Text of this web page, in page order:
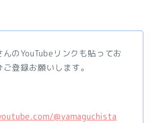
のYouTubeリンクも貼ってお
登録お願いします。
@yamaguchista